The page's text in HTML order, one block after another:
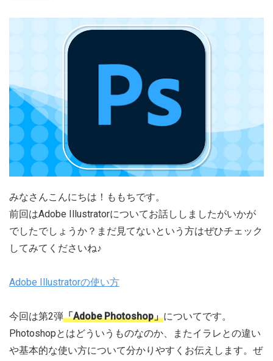
みなさんこんにちは！ももちです。
前回はAdobe Illustratorについてお話ししましたがいかが
でしたでしょうか？まだ見てないという方はぜひチェック
してみてくださいね♪
Adobe Illustratorの使い方
今回は第2弾「Adobe Photoshop」についてです。
Photoshopとはどういうものなのか、またイラレとの違い
や基本的な使い方について分かりやすくお伝えします。ぜ